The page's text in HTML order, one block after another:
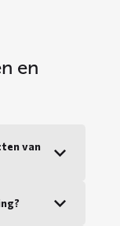
en
van